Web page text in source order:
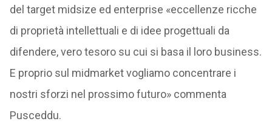
del target midsize ed enterprise «eccellenze ricche
di proprietà intellettuali e di idee progettuali da
difendere, vero tesoro su cui si basa il loro business.
E proprio sul midmarket vogliamo concentrare i
nostri sforzi nel prossimo futuro» commenta
Pusceddu.